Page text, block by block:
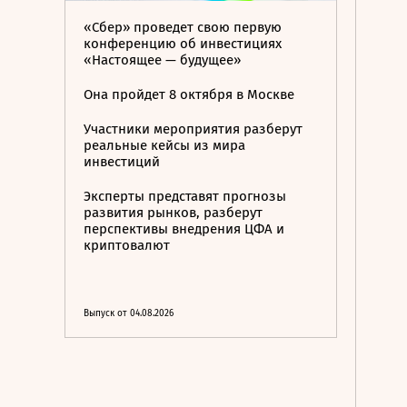
«Сбер» проведет свою первую
конференцию об инвестициях
«Настоящее — будущее»
Она пройдет 8 октября в Москве
Участники мероприятия разберут
реальные кейсы из мира
инвестиций
Эксперты представят прогнозы
развития рынков, разберут
перспективы внедрения ЦФА и
криптовалют
Выпуск от 04.08.2026